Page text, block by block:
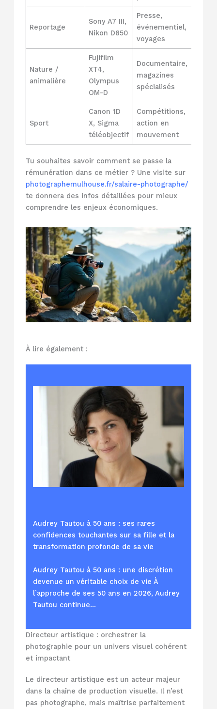
Reportage
Sony A7 III,
Nikon D850
Presse,
événementiel,
voyages
Nature /
animalière
Fujifilm
XT4,
Olympus
OM-D
Documentaire,
magazines
spécialisés
Sport
Canon 1D
X, Sigma
téléobjectif
Compétitions,
action en
mouvement
Tu souhaites savoir comment se passe la
rémunération dans ce métier ? Une visite sur
photographemulhouse.fr/salaire-photographe/
te donnera des infos détaillées pour mieux
comprendre les enjeux économiques.
À lire également :
Audrey Tautou à 50 ans : ses rares
confidences touchantes sur sa fille et la
transformation profonde de sa vie
Audrey Tautou à 50 ans : une discrétion
devenue un véritable choix de vie À
l’approche de ses 50 ans en 2026, Audrey
Tautou continue…
Directeur artistique : orchestrer la
photographie pour un univers visuel cohérent
et impactant
Le directeur artistique est un acteur majeur
dans la chaîne de production visuelle. Il n’est
pas photographe, mais maîtrise parfaitement